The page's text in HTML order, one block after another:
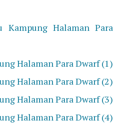
Kampung Halaman Para
Halaman Para Dwarf (1)
Halaman Para Dwarf (2)
Halaman Para Dwarf (3)
Halaman Para Dwarf (4)